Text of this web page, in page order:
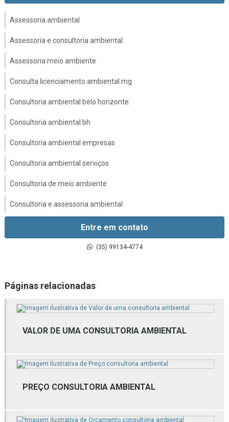
Assessoria ambiental
Assessoria e consultoria ambiental
Assessoria meio ambiente
Consulta licenciamento ambiental mg
Consultoria ambiental belo horizonte
Consultoria ambiental bh
Consultoria ambiental empresas
Consultoria ambiental serviços
Consultoria de meio ambiente
Consultoria e assessoria ambiental
Consultoria e licenciamento ambiental
Consultoria em gestão ambiental
Consultoria inventário florestal
Consultoria técnica ambiental
Empresa de assessoria ambiental
Empresa de estudos ambientais mg
Empresa de gestão ambiental
Entre em contato
(35) 99134-4774
Páginas relacionadas
VALOR DE UMA CONSULTORIA AMBIENTAL
PREÇO CONSULTORIA AMBIENTAL